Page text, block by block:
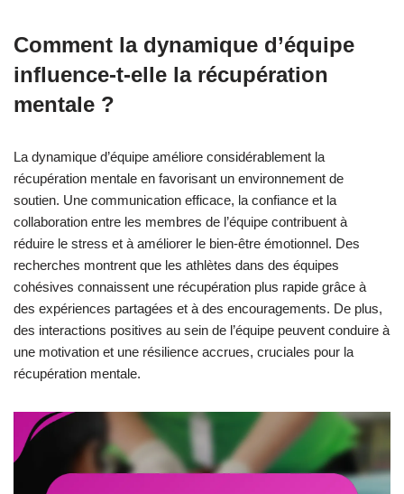
Comment la dynamique d’équipe
influence-t-elle la récupération
mentale ?
La dynamique d’équipe améliore considérablement la
récupération mentale en favorisant un environnement de
soutien. Une communication efficace, la confiance et la
collaboration entre les membres de l’équipe contribuent à
réduire le stress et à améliorer le bien-être émotionnel. Des
recherches montrent que les athlètes dans des équipes
cohésives connaissent une récupération plus rapide grâce à
des expériences partagées et à des encouragements. De plus,
des interactions positives au sein de l’équipe peuvent conduire à
une motivation et une résilience accrues, cruciales pour la
récupération mentale.